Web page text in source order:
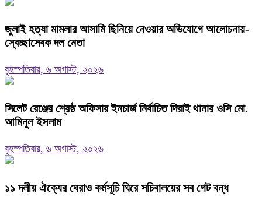
জুলাই হত্যা মামলার আসামি ছিনিয়ে নেওয়ার অভিযোগে আলোচনায়-
স্বেচ্ছাসেবক দল নেতা
বৃহস্পতিবার, ৬ অগাস্ট, ২০২৬
‎সিলেট রেঞ্জের শ্রেষ্ঠ অফিসার ইনচার্জ নির্বাচিত দিরাই থানার ওসি মো.
আমিনুল ইসলাম
বৃহস্পতিবার, ৬ অগাস্ট, ২০২৬
‎১১ দলীয় ঐক্যের ঘেরাও কর্মসূচি ঘিরে সচিবালয়ের সব গেট বন্ধ